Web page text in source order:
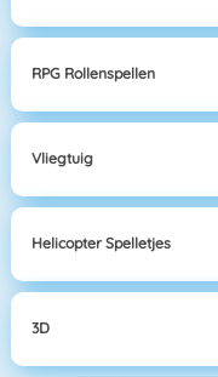
RPG Rollenspellen
Vliegtuig
Helicopter Spelletjes
3D